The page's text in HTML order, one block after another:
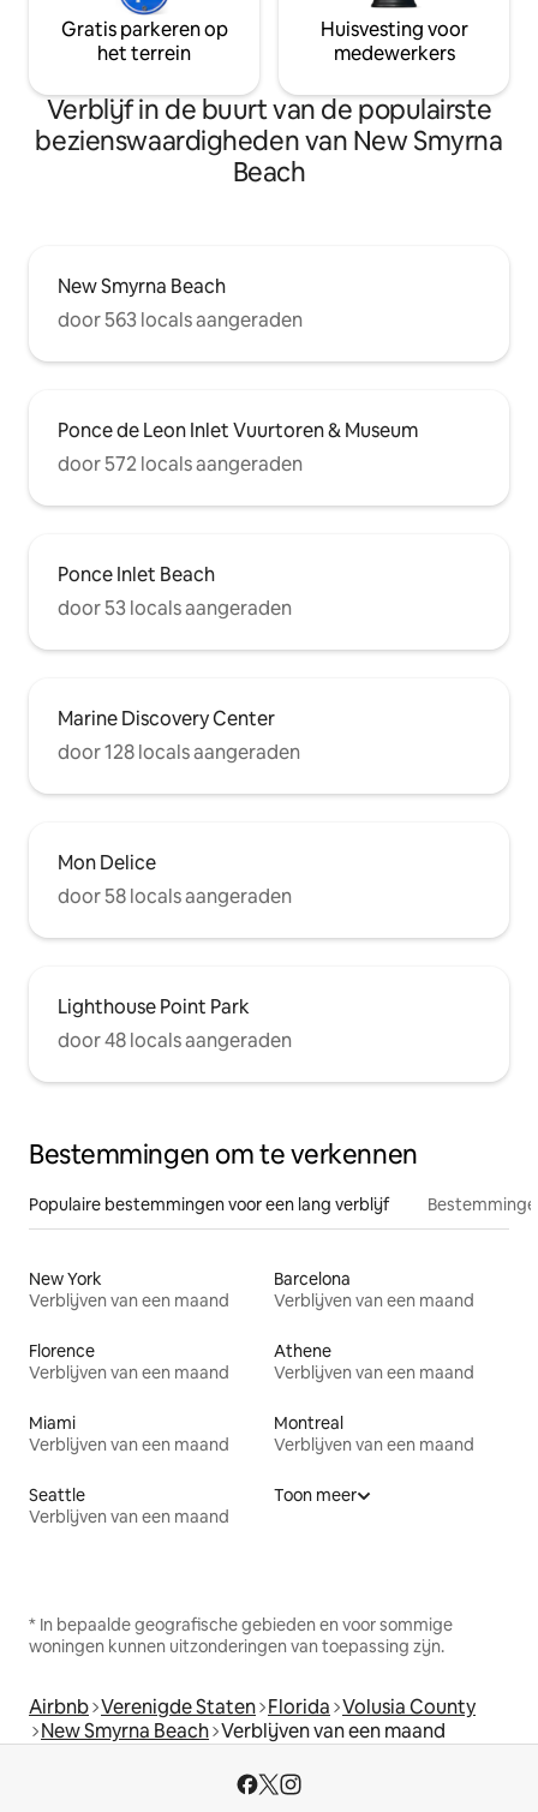
Gratis parkeren op
het terrein
Huisvesting voor
medewerkers
Verblijf in de buurt van de populairste
bezienswaardigheden van New Smyrna
Beach
New Smyrna Beach
door 563 locals aangeraden
Ponce de Leon Inlet Vuurtoren & Museum
door 572 locals aangeraden
Ponce Inlet Beach
door 53 locals aangeraden
Marine Discovery Center
door 128 locals aangeraden
Mon Delice
door 58 locals aangeraden
Lighthouse Point Park
door 48 locals aangeraden
Bestemmingen om te verkennen
Populaire bestemmingen voor een lang verblijf
New York
Verblijven van een maand
Barcelona
Verblijven van een maand
Florence
Verblijven van een maand
Athene
Verblijven van een maand
Miami
Verblijven van een maand
Montreal
Verblijven van een maand
Seattle
Verblijven van een maand
Toon meer
* In bepaalde geografische gebieden en voor sommige
woningen kunnen uitzonderingen van toepassing zijn.
Airbnb Verenigde Staten Florida Volusia County
New Smyrna Beach Verblijven van een maand